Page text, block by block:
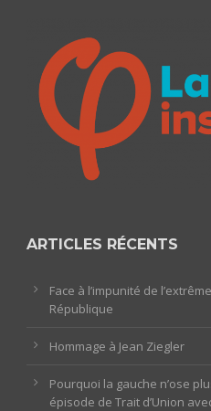
ARTICLES RÉCENTS
Face à l’impunité de
République
Hommage à Jean Ziegler
Pourquoi la gauche n’ose
épisode de Trait d’Union